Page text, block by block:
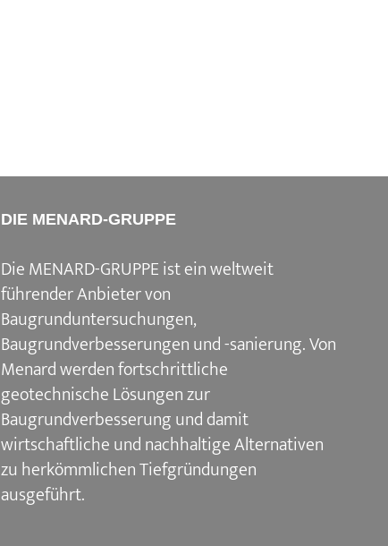
DIE MENARD-GRUPPE
Die MENARD-GRUPPE ist ein weltweit
führender Anbieter von
Baugrunduntersuchungen,
Baugrundverbesserungen und -sanierung. Von
Menard werden fortschrittliche
geotechnische Lösungen zur
Baugrundverbesserung und damit
wirtschaftliche und nachhaltige Alternativen
zu herkömmlichen Tiefgründungen
ausgeführt.